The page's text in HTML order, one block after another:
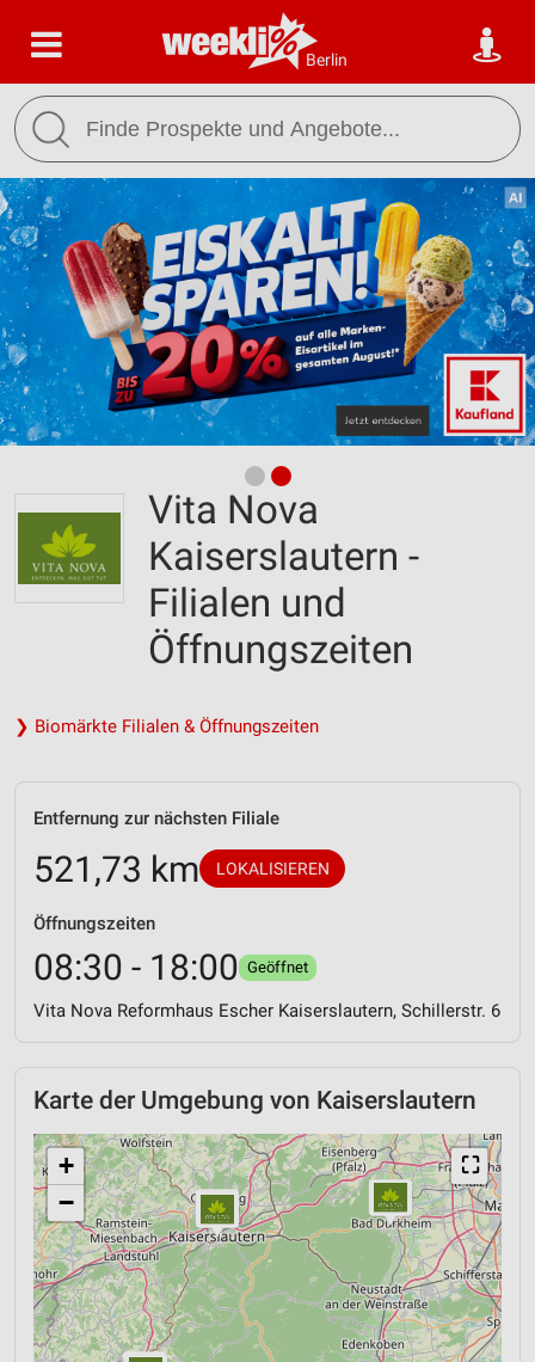
Berlin
Vita Nova
Kaiserslautern -
Filialen und
Öffnungszeiten
❯ Biomärkte Filialen & Öffnungszeiten
Entfernung zur nächsten Filiale
521,73 km LOKALISIEREN
Öffnungszeiten
08:30 - 18:00 Geöffnet
Vita Nova Reformhaus Escher Kaiserslautern, Schillerstr. 6
Karte der Umgebung von Kaiserslautern
⛶
+
−